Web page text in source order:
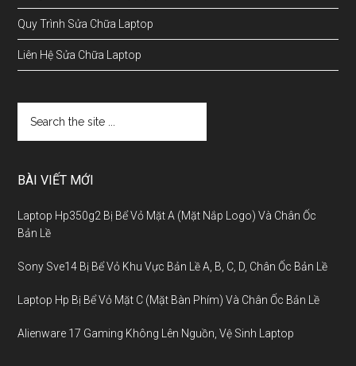
Quy Trình Sửa Chữa Laptop
Liên Hệ Sửa Chữa Laptop
BÀI VIẾT MỚI
Laptop Hp350g2 Bị Bể Vỏ Mặt A (Mặt Nắp Logo) Và Chân Ốc
Bản Lề
Sony Sve14 Bị Bể Vỏ Khu Vực Bản Lề A, B, C, D, Chân Ốc Bản Lề
Laptop Hp Bị Bể Vỏ Mặt C (Mặt Bàn Phím) Và Chân Ốc Bản Lề
Alienware 17 Gaming Không Lên Nguồn, Vệ Sinh Laptop